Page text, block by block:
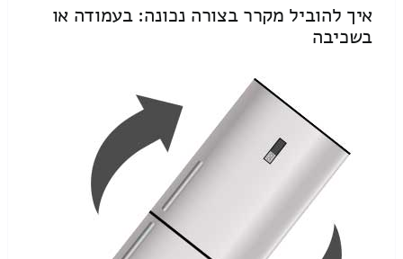
איך להוביל מקרר בצורה נכונה: בעמודה או
בשכיבה